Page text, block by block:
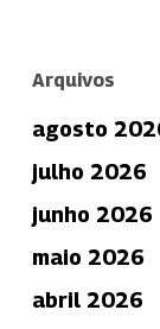
Arquivos
agosto
julho 2026
junho 2026
maio 2026
abril 2026